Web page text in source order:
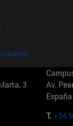
3
Av.
España
T.+34